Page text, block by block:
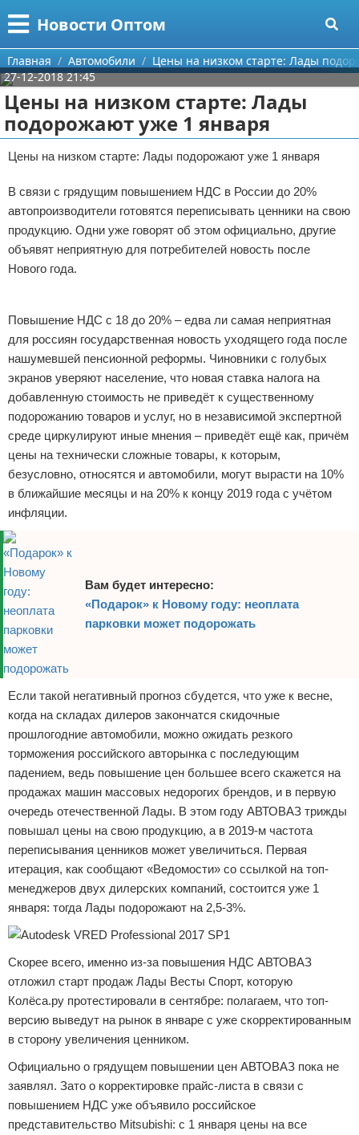
Новости Оптом
Меню
Главная
Категории
Информационные технологии
Автомобили
Знаменитости
Политика
Природа
Культура
Экономика
Разное
Поиск
О проекте
Контакты
Сотрудничество
Размещение рекламы
Условия предоставления информации
Отказ от ответственности
Главная Автомобили
Цены на низком старте: Лады
27-12-2018 21:45
Цены на низком старте: Лады
подорожают уже 1 января
Цены на низком старте: Лады подорожают уже 1 января
В связи с грядущим повышением НДС в России до 20%
автопроизводители готовятся переписывать ценники на свою
продукцию. Одни уже говорят об этом официально, другие
объявят неприятную для потребителей новость после
Нового года.
Повышение НДС с 18 до 20% – едва ли самая неприятная
для россиян государственная новость уходящего года после
нашумевшей пенсионной реформы. Чиновники с голубых
экранов уверяют население, что новая ставка налога на
добавленную стоимость не приведёт к существенному
подорожанию товаров и услуг, но в независимой экспертной
среде циркулируют иные мнения – приведёт ещё как, причём
цены на технически сложные товары, к которым,
безусловно, относятся и автомобили, могут вырасти на 10%
в ближайшие месяцы и на 20% к концу 2019 года с учётом
инфляции.
Вам будет интересно:
«Подарок» к Новому году: неоплата
парковки может подорожать
Если такой негативный прогноз сбудется, что уже к весне,
когда на складах дилеров закончатся скидочные
прошлогодние автомобили, можно ожидать резкого
торможения российского авторынка с последующим
падением, ведь повышение цен большее всего скажется на
продажах машин массовых недорогих брендов, и в первую
очередь отечественной Лады. В этом году АВТОВАЗ трижды
повышал цены на свою продукцию, а в 2019-м частота
переписывания ценников может увеличиться. Первая
итерация, как сообщают «Ведомости» со ссылкой на топ-
менеджеров двух дилерских компаний, состоится уже 1
января: тогда Лады подорожают на 2,5-3%.
Скорее всего, именно из-за повышения НДС АВТОВАЗ
отложил старт продаж Лады Весты Спорт, которую
Колёса.ру протестировали в сентябре: полагаем, что топ-
версию выведут на рынок в январе с уже скорректированным
в сторону увеличения ценником.
Официально о грядущем повышении цен АВТОВАЗ пока не
заявлял. Зато о корректировке прайс-листа в связи с
повышением НДС уже объявило российское
представительство Mitsubishi: с 1 января цены на все